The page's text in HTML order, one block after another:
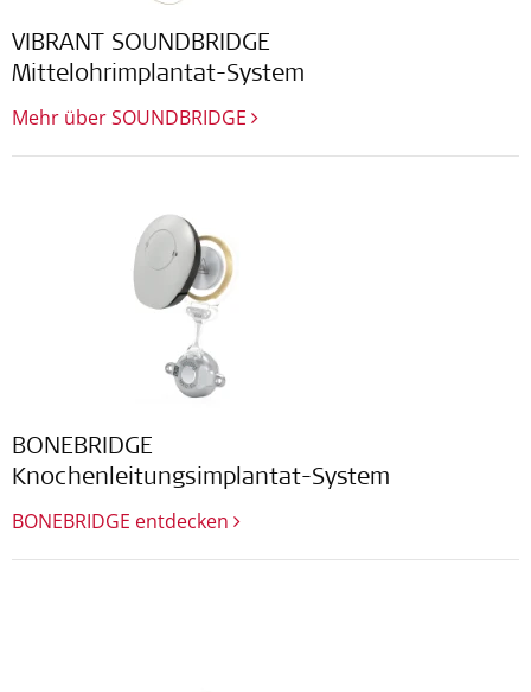
VIBRANT SOUNDBRIDGE
Mittelohrimplantat-System
Mehr über SOUNDBRIDGE
BONEBRIDGE
Knochenleitungsimplantat-System
BONEBRIDGE entdecken